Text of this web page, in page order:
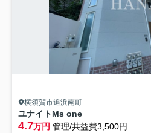
横須賀市追浜南町
ユナイトMs one
4.7万円 管理/共益費3,500円